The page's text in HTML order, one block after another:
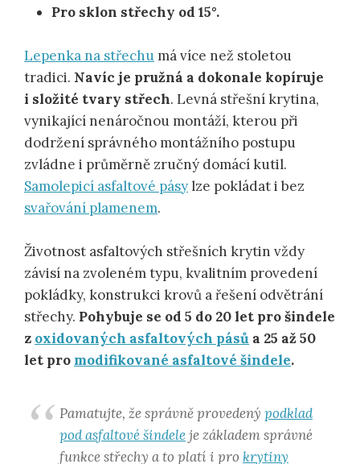
Pro sklon střechy od 15°.
Lepenka na střechu má více než stoletou
tradici. Navíc je pružná a dokonale kopíruje
i složité tvary střech. Levná střešní krytina,
vynikající nenáročnou montáží, kterou při
dodržení správného montážního postupu
zvládne i průměrně zručný domácí kutil.
Samolepicí asfaltové pásylze pokládat i bez
svařování plamenem.
Životnost asfaltových střešních krytin vždy
závisí na zvoleném typu, kvalitním provedení
pokládky, konstrukci krovů a řešení odvětrání
střechy. Pohybuje se od 5 do 20 let pro šindele
z oxidovaných asfaltových pásů a 25 až 50
let pro modifikované asfaltové šindele.
Pamatujte, že správně provedený podklad
pod asfaltové šindeleje základem správné
funkce střechy a to platí i pro krytiny